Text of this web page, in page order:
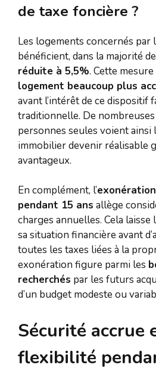
de taxe foncière ?
Les logements concernés par
bénéficient, dans la majorité
réduite à 5,5%. Cette
logement beaucoup plus
avant l’intérêt de ce dispositif
traditionnelle. De
personnes seules voient
immobilier devenir réalisable
avantageux.
En complément, l’
pendant 15 ans allège
charges annuelles. Cela
sa situation financière avant
toutes les taxes liées à la
exonération figure parmi les
recherchés par les futurs
d’un budget modeste ou
Sécurité accrue
flexibilité